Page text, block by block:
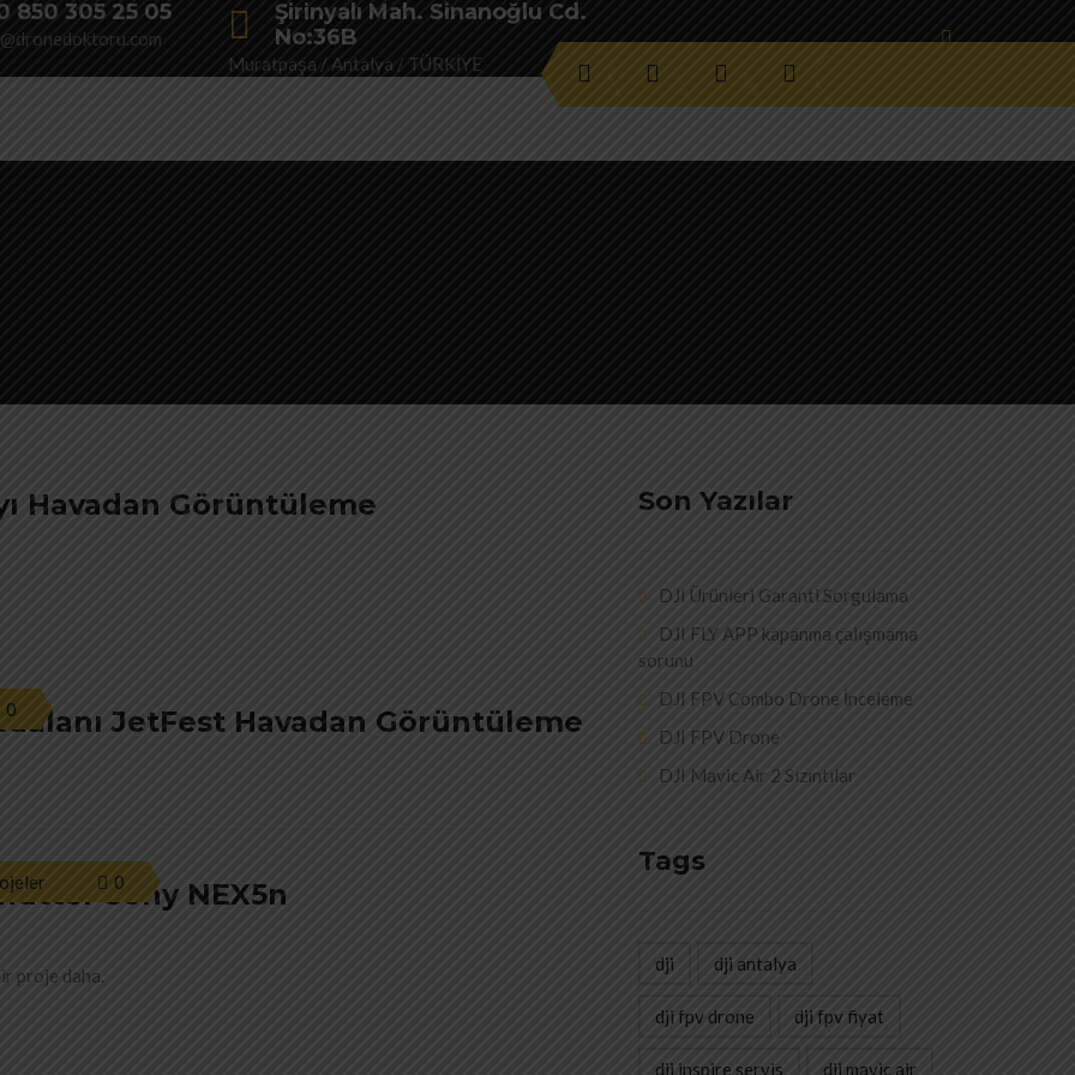
850 305 25 05
Şirinyalı Mah. Sinanoğlu Cd.
No:36B
Muratpaşa / Antalya / TÜRKİYE
Havadan Görüntüleme
0 JetFest Havadan Görüntüleme
0
Sony NEX5n
proje daha.
Son Yazılar
DJI Ürünleri Garanti Sorgulama
DJI FLY APP kapanma çalışmama
sorunu
DJI FPV Combo Drone İnceleme
DJI FPV Drone
DJI Mavic Air 2 Sızıntılar
Tags
dji dji antalya
dji fpv drone dji fpv fiyat
dji inspire servis dji mavic air